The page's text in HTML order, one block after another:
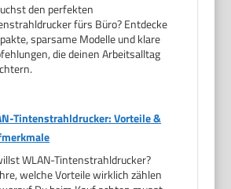
den perfekten
fürs Büro? Entdecke
sparsame Modelle und klare
die deinen Arbeitsalltag
Tintenstrahldrucker: Vorteile &
WLAN-Tintenstrahldrucker?
welche Vorteile wirklich zählen